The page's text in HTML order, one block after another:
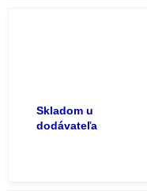
Skladom u
dodávateľa